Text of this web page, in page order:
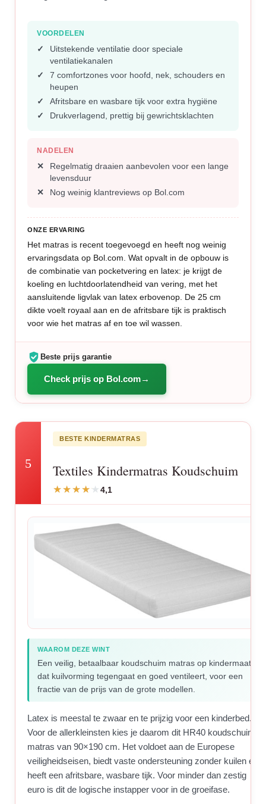
VOORDELEN
Uitstekende ventilatie door speciale
ventilatiekanalen
7 comfortzones voor hoofd, nek, schouders en
heupen
Afritsbare en wasbare tijk voor extra hygiëne
Drukverlagend, prettig bij gewrichtsklachten
NADELEN
Regelmatig draaien aanbevolen voor een lange
levensduur
Nog weinig klantreviews op Bol.com
ONZE ERVARING
Het matras is recent toegevoegd en heeft nog weinig
ervaringsdata op Bol.com. Wat opvalt in de opbouw is
de combinatie van pocketvering en latex: je krijgt de
koeling en luchtdoorlatendheid van vering, met het
aansluitende ligvlak van latex erbovenop. De 25 cm
dikte voelt royaal aan en de afritsbare tijk is praktisch
voor wie het matras af en toe wil wassen.
Beste prijs garantie
Check prijs op Bol.com
5
BESTE KINDERMATRAS
Textiles Kindermatras Koudschuim
4,1
WAAROM DEZE WINT
Een veilig, betaalbaar koudschuim matras op kindermaat
dat kuilvorming tegengaat en goed ventileert, voor een
fractie van de prijs van de grote modellen.
Latex is meestal te zwaar en te prijzig voor een kinderbed.
Voor de allerkleinsten kies je daarom dit HR40 koudschuim
matras van 90×190 cm. Het voldoet aan de Europese
veiligheidseisen, biedt vaste ondersteuning zonder kuilen en
heeft een afritsbare, wasbare tijk. Voor minder dan zestig
euro is dit de logische instapper voor in de groeifase.